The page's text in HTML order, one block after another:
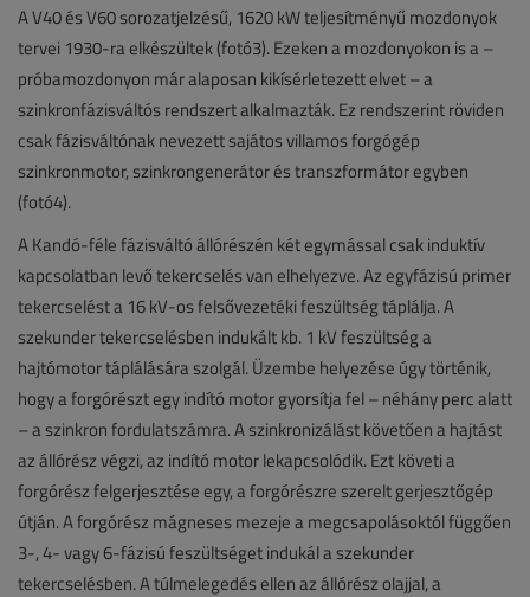
A V40 és V60 sorozatjelzésű, 1620 kW teljesítményű mozdonyok
tervei 1930-ra elkészültek (fotó3). Ezeken a mozdonyokon is a –
próbamozdonyon már alaposan kikísérletezett elvet – a
szinkronfázisváltós rendszert alkalmazták. Ez rendszerint röviden
csak fázisváltónak nevezett sajátos villamos forgógép
szinkronmotor, szinkrongenerátor és transzformátor egyben
(fotó4).
A Kandó-féle fázisváltó állórészén két egymással csak induktív
kapcsolatban levő tekercselés van elhelyezve. Az egyfázisú primer
tekercselést a 16 kV-os felsővezetéki feszültség táplálja. A
szekunder tekercselésben indukált kb. 1 kV feszültség a
hajtómotor táplálására szolgál. Üzembe helyezése úgy történik,
hogy a forgórészt egy indító motor gyorsítja fel – néhány perc alatt
– a szinkron fordulatszámra. A szinkronizálást követően a hajtást
az állórész végzi, az indító motor lekapcsolódik. Ezt követi a
forgórész felgerjesztése egy, a forgórészre szerelt gerjesztőgép
útján. A forgórész mágneses mezeje a megcsapolásoktól függően
3-, 4- vagy 6-fázisú feszültséget indukál a szekunder
tekercselésben. A túlmelegedés ellen az állórész olajjal, a